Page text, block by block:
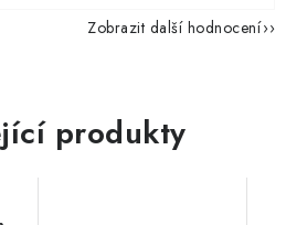
Zobrazit další hodnocení
produkty